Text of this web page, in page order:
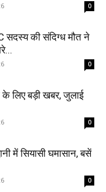
0
सदस्य की संदिग्ध मौत ने
0
लिए बड़ी खबर, जुलाई
0
में सियासी घमासान, बसें
0